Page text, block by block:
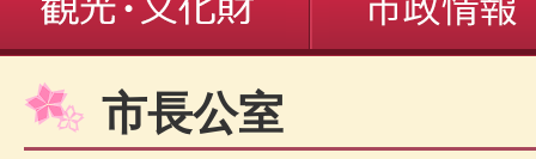
市長公室